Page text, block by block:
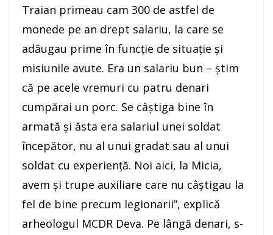
Traian primeau cam 300 de astfel de
monede pe an drept salariu, la care se
adăugau prime în funcţie de situaţie şi
misiunile avute. Era un salariu bun – ştim
că pe acele vremuri cu patru denari
cumpărai un porc. Se câştiga bine în
armată şi ăsta era salariul unei soldat
începător, nu al unui gradat sau al unui
soldat cu experienţă. Noi aici, la Micia,
avem şi trupe auxiliare care nu câştigau la
fel de bine precum legionarii”, explică
arheologul MCDR Deva. Pe lângă denari, s-